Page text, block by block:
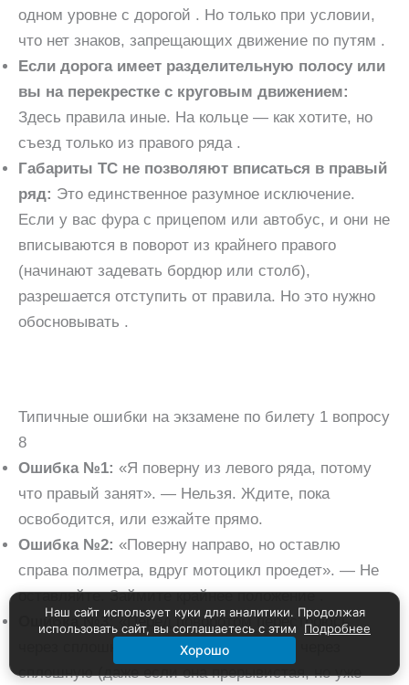
одном уровне с дорогой . Но только при условии,
что нет знаков, запрещающих движение по путям .
Если дорога имеет разделительную полосу или
вы на перекрестке с круговым движением:
Здесь правила иные. На кольце — как хотите, но
съезд только из правого ряда .
Габариты ТС не позволяют вписаться в правый
ряд: Это единственное разумное исключение.
Если у вас фура с прицепом или автобус, и они не
вписываются в поворот из крайнего правого
(начинают задевать бордюр или столб),
разрешается отступить от правила. Но это нужно
обосновывать .
Типичные ошибки на экзамене по билету 1 вопросу
8
Ошибка №1: «Я поверну из левого ряда, потому
что правый занят». — Нельзя. Ждите, пока
освободится, или езжайте прямо.
Ошибка №2: «Поверну направо, но оставлю
справа полметра, вдруг мотоцикл проедет». — Не
оставляйте. Займите крайнее положение .
Ошибка №3:«Перед поворотом перестроюсь
через сплошную». — За перестроение через
сплошную (даже если она прерывистая, но уже
Наш сайт использует куки для аналитики. Продолжая
использовать сайт, вы соглашаетесь с этим
Подробнее
Хорошо